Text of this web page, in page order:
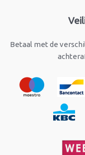
Betaal met de